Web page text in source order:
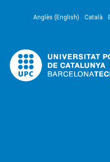
Anglès (English) Català